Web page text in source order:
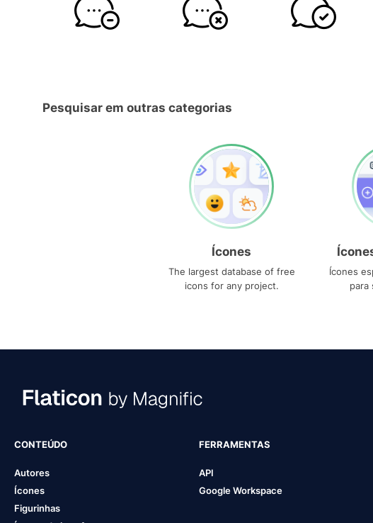
Pesquisar em outras categorias
Ícones
The largest database of free
icons for any project.
Ícones
para
CONTEÚDO
Autores
Ícones
Figurinhas
FERRAMENTAS
API
Google Workspace